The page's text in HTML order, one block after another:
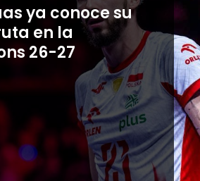
ya conoce su
en la
26-27